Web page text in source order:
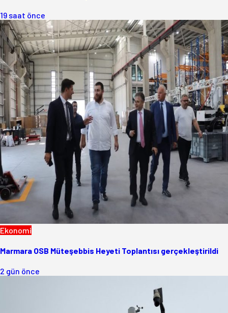
19 saat önce
Ekonomi
Marmara OSB Müteşebbis Heyeti Toplantısı gerçekleştirildi
2 gün önce